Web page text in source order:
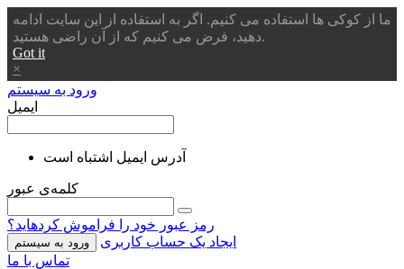
ما از کوکی ها استفاده می کنیم. اگر به استفاده از این سایت ادامه
دهید، فرض می کنیم که از آن راضی هستید.
Got it
×
ورود به سیستم
ایمیل
آدرس ایمیل اشتباه است
کلمه‌ی عبور
رمز عبور خود را فراموش کردهاید؟
ورود به سیستم
ایجاد یک حساب کاربری
تماس با ما